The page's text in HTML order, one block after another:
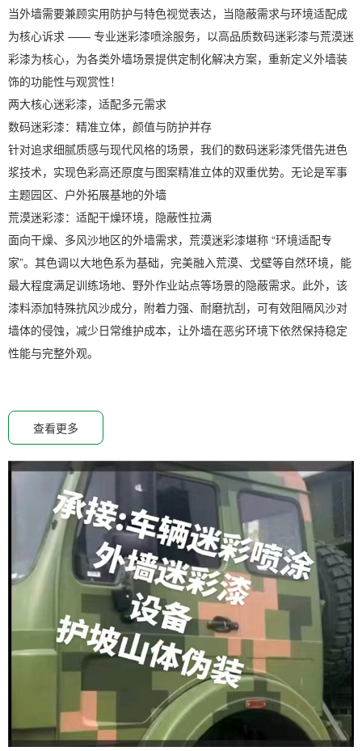
当外墙需要兼顾实用防护与特色视觉表达，当隐蔽需求与环境适配成
为核心诉求 —— 专业迷彩漆喷涂服务，以高品质数码迷彩漆与荒漠迷
彩漆为核心，为各类外墙场景提供定制化解决方案，重新定义外墙装
饰的功能性与观赏性！
两大核心迷彩漆，适配多元需求
数码迷彩漆：精准立体，颜值与防护并存
针对追求细腻质感与现代风格的场景，我们的数码迷彩漆凭借先进色
浆技术，实现色彩高还原度与图案精准立体的双重优势。无论是军事
主题园区、户外拓展基地的外墙
荒漠迷彩漆：适配干燥环境，隐蔽性拉满
面向干燥、多风沙地区的外墙需求，荒漠迷彩漆堪称 “环境适配专
家”。其色调以大地色系为基础，完美融入荒漠、戈壁等自然环境，能
最大程度满足训练场地、野外作业站点等场景的隐蔽需求。此外，该
漆料添加特殊抗风沙成分，附着力强、耐磨抗刮，可有效阻隔风沙对
墙体的侵蚀，减少日常维护成本，让外墙在恶劣环境下依然保持稳定
性能与完整外观。
查看更多